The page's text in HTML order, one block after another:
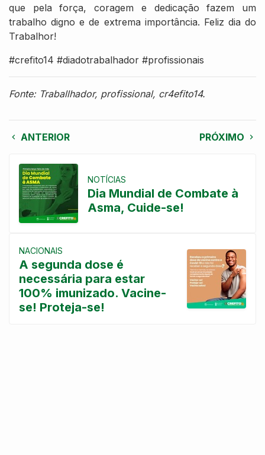
que pela força, coragem e dedicação fazem um
trabalho digno e de extrema importância. Feliz dia do
Trabalhor!
#crefito14 #diadotrabalhador #profissionais
Fonte: Traballhador, profissional, cr4efito14.
ANTERIOR PRÓXIMO
NOTÍCIAS
Dia Mundial de Combate à
Asma, Cuide-se!
NACIONAIS
A segunda dose é
necessária para estar
100% imunizado. Vacine-
se! Proteja-se!